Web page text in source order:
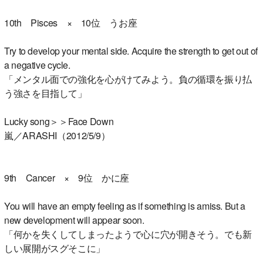
10th Pisces × 10位 うお座
Try to develop your mental side. Acquire the strength to get out of
a negative cycle.
「メンタル面での強化を心がけてみよう。負の循環を振り払
う強さを目指して」
Lucky song＞＞Face Down
嵐／ARASHI（2012/5/9）
9th Cancer × 9位 かに座
You will have an empty feeling as if something is amiss. But a
new development will appear soon.
「何かを失くしてしまったようで心に穴が開きそう。でも新
しい展開がスグそこに」